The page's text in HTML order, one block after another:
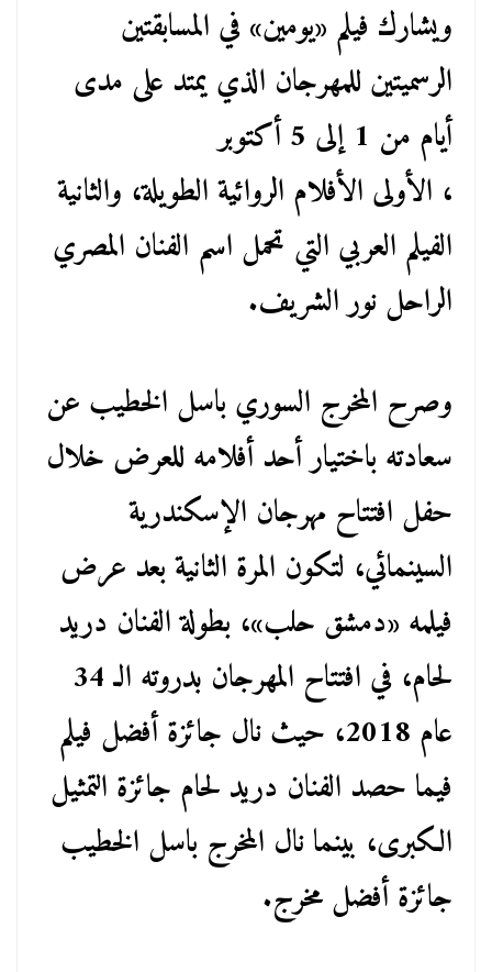
ويشارك فيلم «يومين» في المسابقتين
الرسميتين للمهرجان الذي يمتد على مدى
أيام من 1 إلى 5 أكتوبر
، الأولى الأفلام الروائية الطويلة، والثانية
الفيلم العربي التي تحمل اسم الفنان المصري
الراحل نور الشريف.
وصرح المخرج السوري باسل الخطيب عن
سعادته باختيار أحد أفلامه للعرض خلال
حفل افتتاح مهرجان الإسكندرية
السينمائي، لتكون المرة الثانية بعد عرض
فيلمه «دمشق حلب»، بطولة الفنان دريد
لحام، في افتتاح المهرجان بدروته الـ 34
عام 2018، حيث نال جائزة أفضل فيلم
فيما حصد الفنان دريد لحام جائزة التمثيل
الكبرى، بينما نال المخرج باسل الخطيب
جائزة أفضل مخرج.